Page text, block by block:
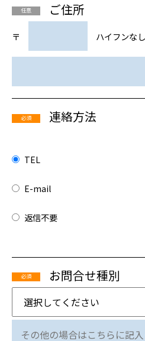
任意 ご住所
〒 ハイフンなし
必須 連絡方法
TEL
E-mail
返信不要
必須 お問合せ種別